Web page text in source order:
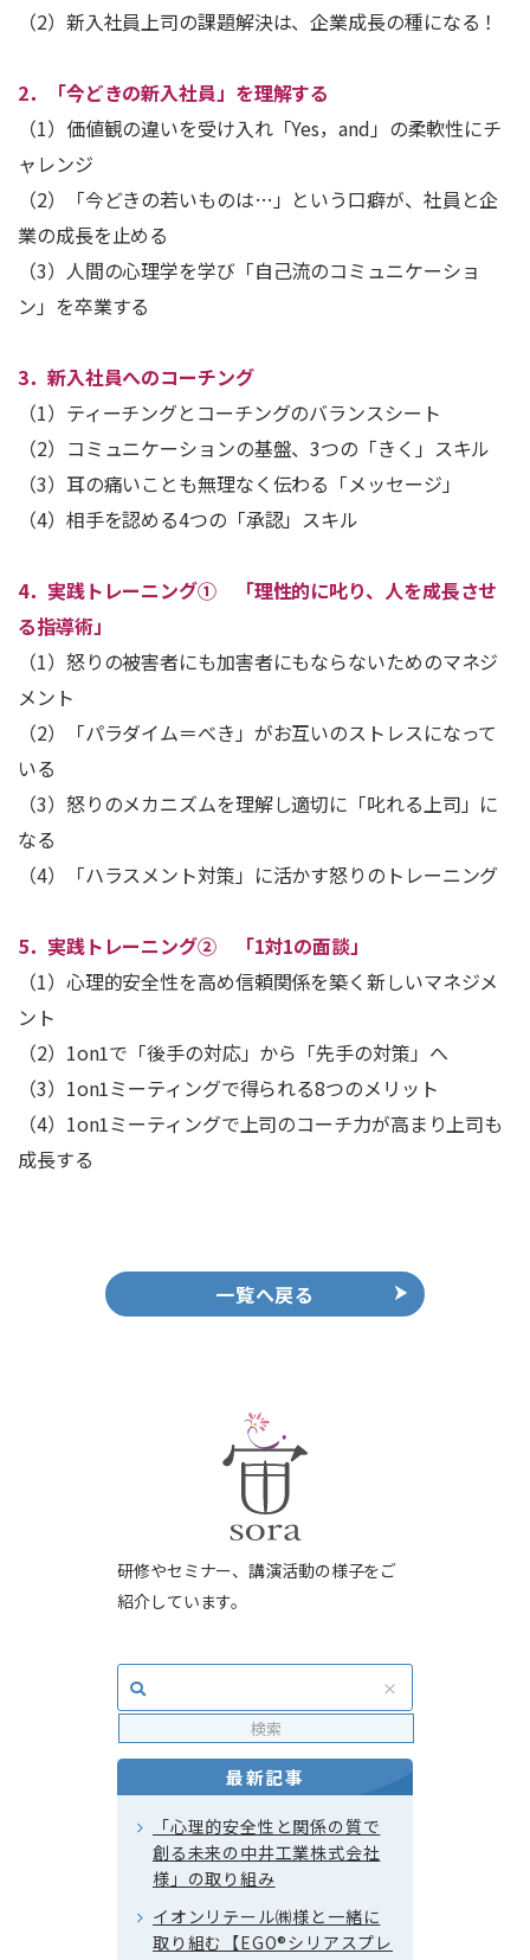
（2）新入社員上司の課題解決は、企業成長の種になる！
2．「今どきの新入社員」を理解する
（1）価値観の違いを受け入れ「Yes，and」の柔軟性にチ
ャレンジ
（2）「今どきの若いものは…」という口癖が、社員と企
業の成長を止める
（3）人間の心理学を学び「自己流のコミュニケーショ
ン」を卒業する
3．新入社員へのコーチング
（1）ティーチングとコーチングのバランスシート
（2）コミュニケーションの基盤、3つの「きく」スキル
（3）耳の痛いことも無理なく伝わる「メッセージ」
（4）相手を認める4つの「承認」スキル
4．実践トレーニング① 「理性的に叱り、人を成長させ
る指導術」
（1）怒りの被害者にも加害者にもならないためのマネジ
メント
（2）「パラダイム＝べき」がお互いのストレスになって
いる
（3）怒りのメカニズムを理解し適切に「叱れる上司」に
なる
（4）「ハラスメント対策」に活かす怒りのトレーニング
5．実践トレーニング② 「1対1の面談」
（1）心理的安全性を高め信頼関係を築く新しいマネジメ
ント
（2）1on1で「後手の対応」から「先手の対策」へ
（3）1on1ミーティングで得られる8つのメリット
（4）1on1ミーティングで上司のコーチ力が高まり上司も
成長する
一覧へ戻る
研修やセミナー、講演活動の様子をご
紹介しています。
最新記事
「心理的安全性と関係の質で
創る未来の中井工業株式会社
様」の取り組み
イオンリテール㈱様と一緒に
取り組む【EGO®シリアスプレ